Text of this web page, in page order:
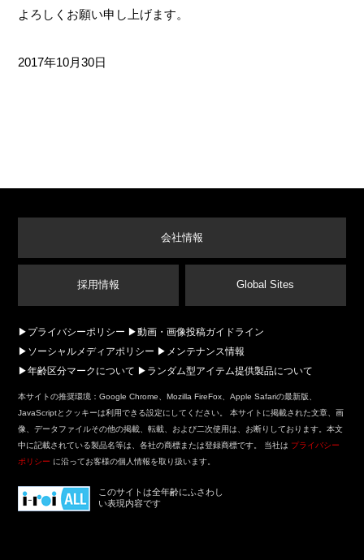
よろしくお願い申し上げます。
2017年10月30日
会社情報
採用情報 Global Sites
プライバシーポリシー
動画・画像投稿ガイドライン
ソーシャルメディアポリシー
メンテナンス情報
年齢区分マークについて
ランダム型アイテム提供製品について
本サイトの推奨環境：Google Chrome、Mozilla FireFox、Apple Safariの最新版、
JavaScriptとクッキーは利用できる設定にしてください。 本サイトに掲載された文章、画
像、データファイルその他の掲載、転載、および二次使用は、お断りしております。本文
中に記載されている製品名等は、各社の商標または登録商標です。 当社は プライバシー
ポリシー に沿ってお客様の個人情報を取り扱います。
このサイトは全年齢にふさわし
い表現内容です